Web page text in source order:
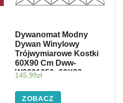
Dywanomat Modny
Dywan Winylowy
Trójwymiarowe Kostki
60X90 Cm Dww-
W0001056_60X90
145,99zł
ZOBACZ